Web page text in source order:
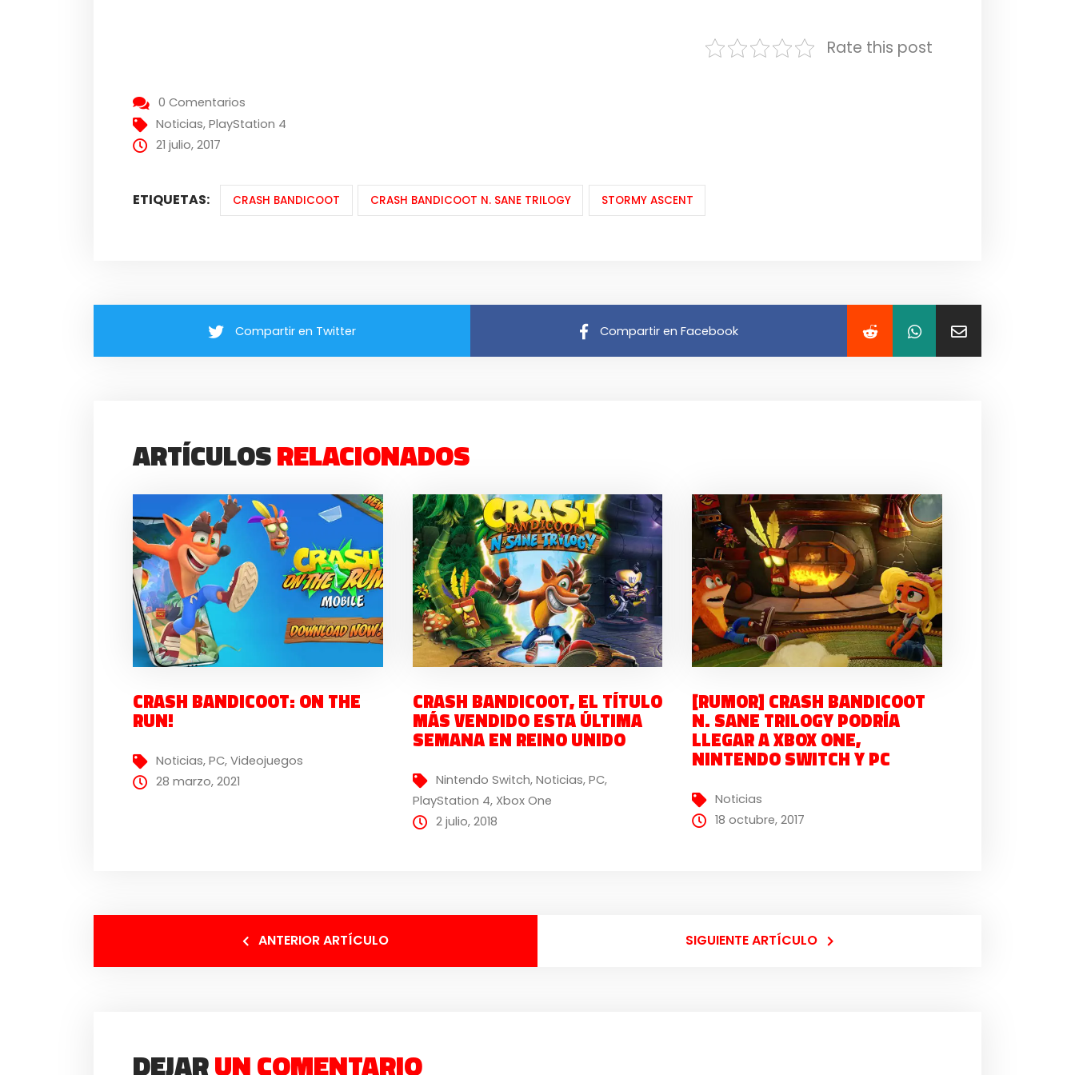
Rate this post
0 Comentarios
Noticias,PlayStation 4
21 julio, 2017
ETIQUETAS: CRASH BANDICOOT CRASH BANDICOOT N. SANE TRILOGY STORMY ASCENT
Compartir en Twitter Compartir en Facebook
ARTÍCULOSRELACIONADOS
CRASH BANDICOOT: ON THE
RUN!
Noticias,PC,Videojuegos
28 marzo, 2021
CRASH BANDICOOT, EL TÍTULO
MÁS VENDIDO ESTA ÚLTIMA
SEMANA EN REINO UNIDO
Nintendo Switch, Noticias, PC,
PlayStation 4, Xbox One
2 julio, 2018
[RUMOR] CRASH BANDICOOT
N. SANE TRILOGY PODRÍA
LLEGAR A XBOX ONE,
NINTENDO SWITCH Y PC
Noticias
18 octubre, 2017
ANTERIOR ARTÍCULO SIGUIENTE ARTÍCULO
DEJARUN COMENTARIO